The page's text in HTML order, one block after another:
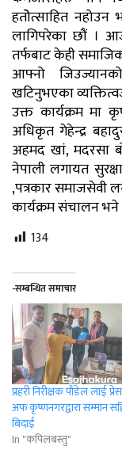
हतोेत्साहित
लागिपरेका छौं ।
तर्फबाट केही
आफ्नो
खटिनुभएका
उक्त कार्यक्रम मा
अधिकृत गेहेन्द्र
अहमद खां, मदरसा
नेपाली लगायत
,पत्रकार समाजसेवी
कार्यक्रम संचालन भने
134
-सम्बन्धित समाचार
प्रहरी निरीक्षक पौडेल लाई
अफ कृष्णनगरद्वारा सम्मान
बिदाई
In "कपिलबस्तु"